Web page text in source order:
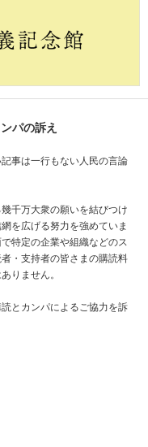
パの訴え
事は一行もない人民の言論
千万大衆の願いを結びつけ
を広げる努力を強めていま
特定の企業や組織などのス
・支持者の皆さまの購読料
りません。
とカンパによるご協力を訴